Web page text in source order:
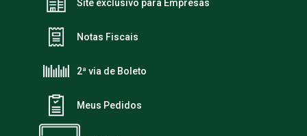
Site exclusivo para Empresas
Notas Fiscais
2ª via de Boleto
Meus Pedidos